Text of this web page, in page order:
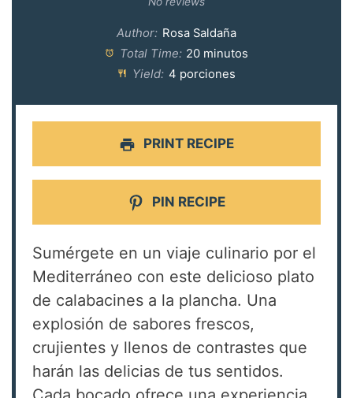
Author: Rosa Saldaña
Total Time: 20 minutos
Yield: 4 porciones
PRINT RECIPE
PIN RECIPE
Sumérgete en un viaje culinario por el
Mediterráneo con este delicioso plato
de calabacines a la plancha. Una
explosión de sabores frescos,
crujientes y llenos de contrastes que
harán las delicias de tus sentidos.